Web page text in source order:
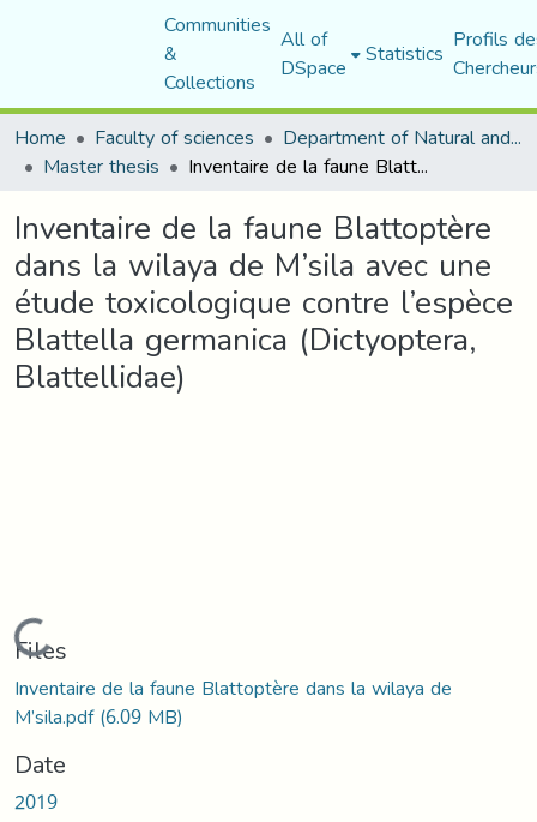
Communities
&
Collections
All of
DSpace Statistics Profils
Home
Faculty of sciences Department of Natural and Life Sciences
Master thesis Inventaire de la faune Blattoptère dans la wilaya de M’sila avec une étude toxicologique contre l’espèce Blattella germanica (Dictyoptera, Blattellidae)
Inventaire de la faune Blattoptère
dans la wilaya de M’sila avec une
étude toxicologique contre l’espèce
Blattella germanica (Dictyoptera,
Blattellidae)
Loading...
Files
Inventaire de la faune Blattoptère dans la wilaya de
M’sila.pdf(6.09 MB)
Date
2019